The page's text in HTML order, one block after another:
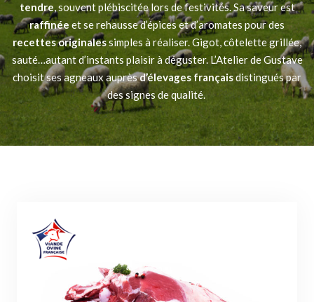
tendre, souvent plébiscitée lors de festivités. Sa saveur est
raffinée et se rehausse d’épices et d’aromates pour des
recettes originalessimples à réaliser. Gigot, côtelette grillée,
sauté…autant d’instants plaisir à déguster. L’Atelier de Gustave
choisit ses agneaux auprèsd’élevages françaisdistingués par
des signes de qualité.